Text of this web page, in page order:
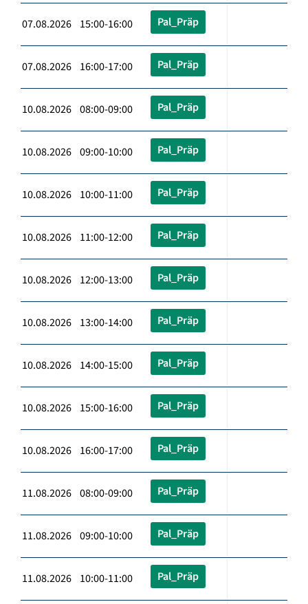
07.08.2026 15:00-16:00 Pal_Präp
07.08.2026 16:00-17:00 Pal_Präp
10.08.2026 08:00-09:00 Pal_Präp
10.08.2026 09:00-10:00 Pal_Präp
10.08.2026 10:00-11:00 Pal_Präp
10.08.2026 11:00-12:00 Pal_Präp
10.08.2026 12:00-13:00 Pal_Präp
10.08.2026 13:00-14:00 Pal_Präp
10.08.2026 14:00-15:00 Pal_Präp
10.08.2026 15:00-16:00 Pal_Präp
10.08.2026 16:00-17:00 Pal_Präp
11.08.2026 08:00-09:00 Pal_Präp
11.08.2026 09:00-10:00 Pal_Präp
11.08.2026 10:00-11:00 Pal_Präp